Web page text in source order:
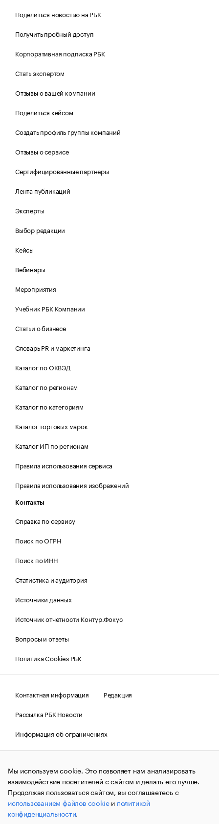
Поделиться новостью на РБК
Получить пробный доступ
Корпоративная подписка РБК
Стать экспертом
Отзывы о вашей компании
Поделиться кейсом
Создать профиль группы компаний
Отзывы о сервисе
Сертифицированные партнеры
Лента публикаций
Эксперты
Выбор редакции
Кейсы
Вебинары
Мероприятия
Учебник РБК Компании
Статьи о бизнесе
Словарь PR и маркетинга
Каталог по ОКВЭД
Каталог по регионам
Каталог по категориям
Каталог торговых марок
Каталог ИП по регионам
Правила использования сервиса
Правила использования изображений
Контакты
Справка по сервису
Поиск по ОГРН
Поиск по ИНН
Статистика и аудитория
Источники данных
Источник отчетности Контур.Фокус
Вопросы и ответы
Политика Cookies РБК
Контактная информация
Редакция
Рассылка РБК Новости
Информация об ограничениях
Правовая информация
О соблюдении авторских прав
© АО «РОСБИЗНЕСКОНСАЛТИНГ»,1995–2026.Сообщения
и материалы информационного агентства «РБК»
(зарегистрировано Федеральной службой по надзору в сфере
связи, информационных технологий и массовых
коммуникаций (Роскомнадзор) 09.12.2015 за номером ИА
№ФС77-63848) сопровождаются пометкой «РБК». Отдельные
публикации могут содержать информацию,
Мы используем cookie. Это позволяет нам анализировать
взаимодействие посетителей с сайтом и делать его лучше.
Продолжая пользоваться сайтом, вы соглашаетесь с
использованием файлов cookieи политикой
конфиденциальности.